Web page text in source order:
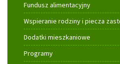
Fundusz alimentacyjny
Wspieranie rodziny i piecza
Dodatki mieszkaniowe
Programy